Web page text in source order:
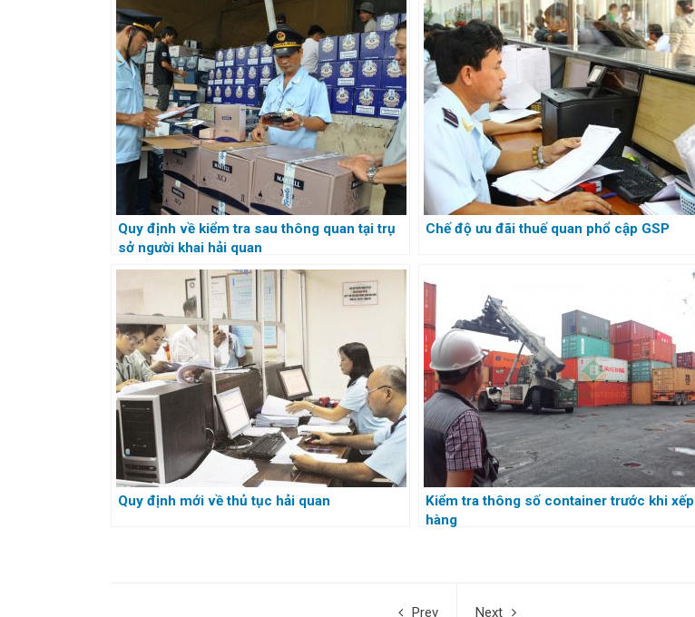
Quy định về kiểm tra sau thông quan tại trụ
sở người khai hải quan
Chế độ ưu đãi thuế quan phổ cập GSP
Quy định mới về thủ tục hải quan
Kiểm tra thông số container trước khi xếp
hàng
Prev Next